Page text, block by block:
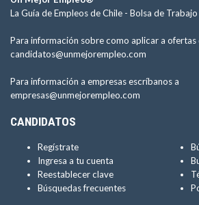
La Guía de Empleos de Chile - Bolsa de Trabajo
Para información sobre como aplicar a ofertas
candidatos@unmejorempleo.com
Para información a empresas escríbanos a
empresas@unmejorempleo.com
CANDIDATOS
Regístrate
Ingresa a tu cuenta
Reestablecer clave
Búsquedas frecuentes